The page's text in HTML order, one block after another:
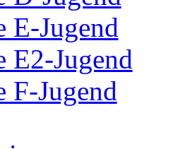
E-Jugend
E2-Jugend
F-Jugend